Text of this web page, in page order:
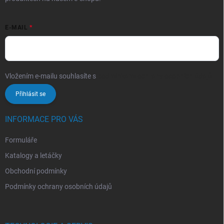
E-MAIL
Vložením e-mailu souhlasíte s
Přihlásit se
INFORMACE PRO VÁS
Formuláře
Katalogy a letáčky
Obchodní podmínky
Podmínky ochrany osobních údajů